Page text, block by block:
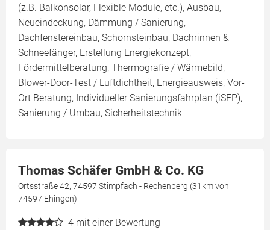
(z.B. Balkonsolar, Flexible Module, etc.), Ausbau,
Neueindeckung, Dämmung / Sanierung,
Dachfenstereinbau, Schornsteinbau, Dachrinnen &
Schneefänger, Erstellung Energiekonzept,
Fördermittelberatung, Thermografie / Wärmebild,
Blower-Door-Test / Luftdichtheit, Energieausweis, Vor-
Ort Beratung, Individueller Sanierungsfahrplan (iSFP),
Sanierung / Umbau, Sicherheitstechnik
Thomas Schäfer GmbH & Co. KG
Ortsstraße 42, 74597 Stimpfach - Rechenberg (31km von
74597 Ehingen)
4 mit einer Bewertung